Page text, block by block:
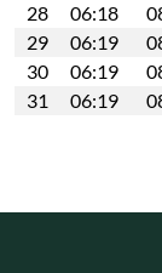
28
06:18
29
06:19
30
06:19
31
06:19